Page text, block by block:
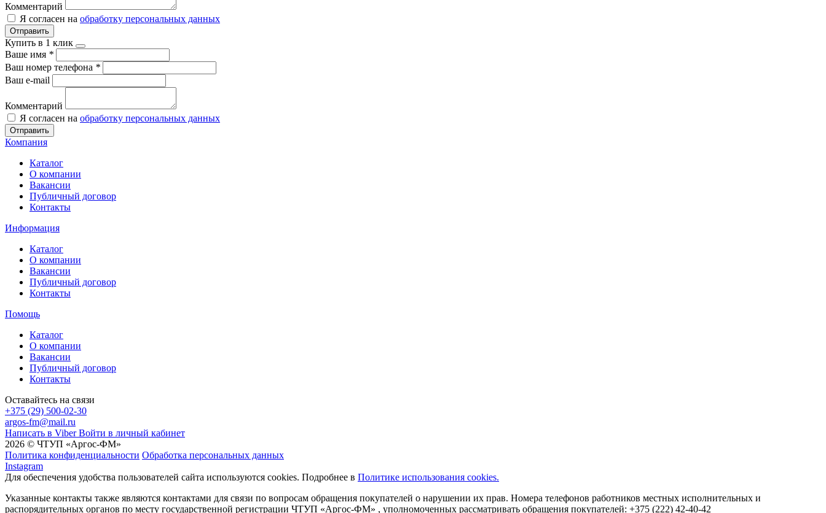
Комментарий
Я согласен на обработку персональных данных
Отправить
Купить в 1 клик
Ваше имя *
Ваш номер телефона *
Ваш e-mail
Комментарий
Я согласен на обработку персональных данных
Отправить
Компания
Каталог
О компании
Вакансии
Публичный договор
Контакты
Информация
Каталог
О компании
Вакансии
Публичный договор
Контакты
Помощь
Каталог
О компании
Вакансии
Публичный договор
Контакты
Оставайтесь на связи
+375 (29) 500-02-30
argos-fm@mail.ru
Написать в Viber Войти в личный кабинет
2026 © ЧТУП «Аргос-ФМ»
Политика конфиденциальности Обработка персональных данных
Instagram
Для обеспечения удобства пользователей сайта используются cookies. Подробнее в Политике использования cookies.
Указанные контакты также являются контактами для связи по вопросам обращения покупателей о нарушении их прав. Номера телефонов работников местных исполнительных и
распорядительных органов по месту государственной регистрации ЧТУП «Аргос-ФМ» , уполномоченных рассматривать обращения покупателей: +375 (222) 42-40-42